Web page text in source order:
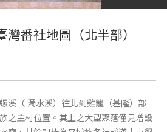
番社地圖（北半部）
溪（ 濁水溪）往北到雞籠（基隆）部
之主村位置。其上之大型聚落僅見增設